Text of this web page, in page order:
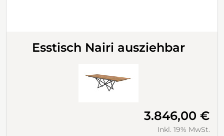
Esstisch Nairi ausziehbar
3.846,00 €
Inkl. 19% MwSt.